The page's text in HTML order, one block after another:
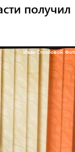
получил
Иван Столбовой.